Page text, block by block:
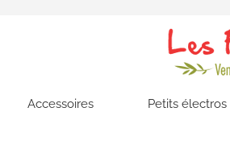
Accessoires Petits électros